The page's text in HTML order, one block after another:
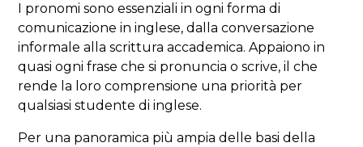
I pronomi sono essenziali in ogni forma di
comunicazione in inglese, dalla conversazione
informale alla scrittura accademica. Appaiono in
quasi ogni frase che si pronuncia o scrive, il che
rende la loro comprensione una priorità per
qualsiasi studente di inglese.
Per una panoramica più ampia delle basi della